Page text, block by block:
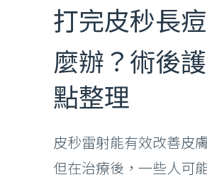
打完皮秒長
麼辦？術後
點整理
皮秒雷射能有效改善皮
但在治療後，一些人可